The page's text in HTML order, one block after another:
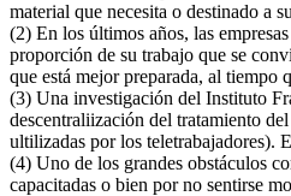
material que necesita o destinado a
(2) En los últimos años, las
proporción de su trabajo que se
que está mejor preparada, al tiempo
(3) Una investigación del Instituto
descentraliización del tratamiento
ultilizadas por los teletrabajadores).
(4) Uno de los grandes obstáculos
capacitadas o bien por no sentirse